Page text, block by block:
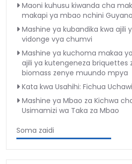
Maoni kuhusu kiwanda cha
makapi ya mbao nchini Guyana
Mashine ya kubandika kwa ajili
vidonge vya chumvi
Mashine ya kuchoma makaa
ajili ya kutengeneza briquettes
biomass zenye muundo mpya
Kata kwa Usahihi: Fichua
Mashine ya Mbao za Kichwa
Usimamizi wa Taka za Mbao
Soma zaidi